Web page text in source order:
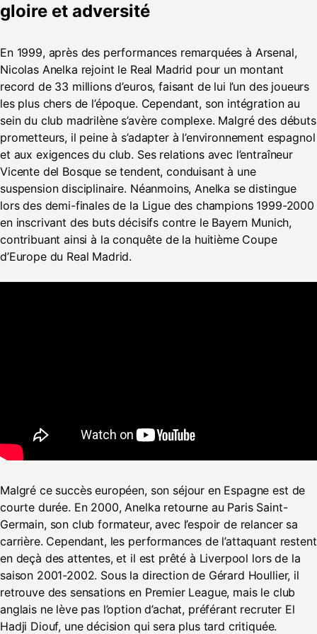
gloire et adversité
En 1999, après des performances remarquées à Arsenal,
Nicolas Anelka rejoint le Real Madrid pour un montant
record de 33 millions d’euros, faisant de lui l’un des joueurs
les plus chers de l’époque. Cependant, son intégration au
sein du club madrilène s’avère complexe. Malgré des débuts
prometteurs, il peine à s’adapter à l’environnement espagnol
et aux exigences du club. Ses relations avec l’entraîneur
Vicente del Bosque se tendent, conduisant à une
suspension disciplinaire. Néanmoins, Anelka se distingue
lors des demi-finales de la Ligue des champions 1999-2000
en inscrivant des buts décisifs contre le Bayern Munich,
contribuant ainsi à la conquête de la huitième Coupe
d’Europe du Real Madrid.
Malgré ce succès européen, son séjour en Espagne est de
courte durée. En 2000, Anelka retourne au Paris Saint-
Germain, son club formateur, avec l’espoir de relancer sa
carrière. Cependant, les performances de l’attaquant restent
en deçà des attentes, et il est prêté à Liverpool lors de la
saison 2001-2002. Sous la direction de Gérard Houllier, il
retrouve des sensations en Premier League, mais le club
anglais ne lève pas l’option d’achat, préférant recruter El
Hadji Diouf, une décision qui sera plus tard critiquée.